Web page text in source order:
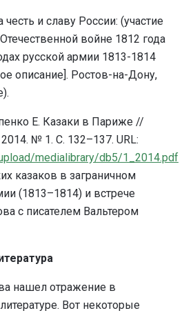
и славу России: (участие
войне 1812 года
русской армии 1813-1814
описание]. Ростов-на-Дону,
Е. Казаки в Париже //
№ 1. С. 132–137. URL:
medialibrary/db5/1_2014.pdf
казаков в заграничном
(1813–1814) и встрече
с писателем Вальтером
нашел отражение в
Вот некоторые